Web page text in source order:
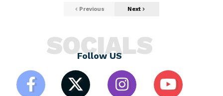
Previous Next
Follow US
SOCIALS